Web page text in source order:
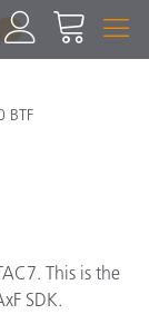
1
BTF
This is the
SDK.